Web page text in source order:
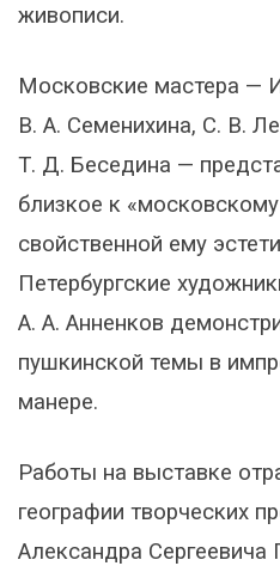
живописи.
Московские мастера —
В. А. Семенихина, С. В.
Т. Д. Беседина —
близкое к
свойственной ему
Петербургские
А. А. Анненков
пушкинской темы в
манере.
Работы на выставке
географии творческих
Александра